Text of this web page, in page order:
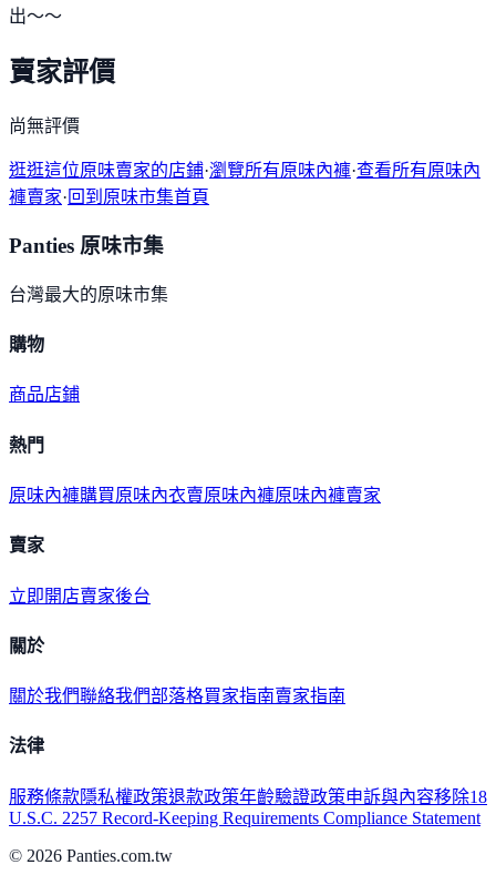
出～～
賣家評價
尚無評價
逛逛這位原味賣家的店鋪·瀏覽所有原味內褲·查看所有原味內
褲賣家·回到原味市集首頁
Panties 原味市集
台灣最大的原味市集
購物
商品店鋪
熱門
原味內褲購買原味內衣賣原味內褲原味內褲賣家
賣家
立即開店賣家後台
關於
關於我們聯絡我們部落格買家指南賣家指南
法律
服務條款隱私權政策退款政策年齡驗證政策申訴與內容移除18
U.S.C. 2257 Record-Keeping Requirements Compliance Statement
© 2026 Panties.com.tw